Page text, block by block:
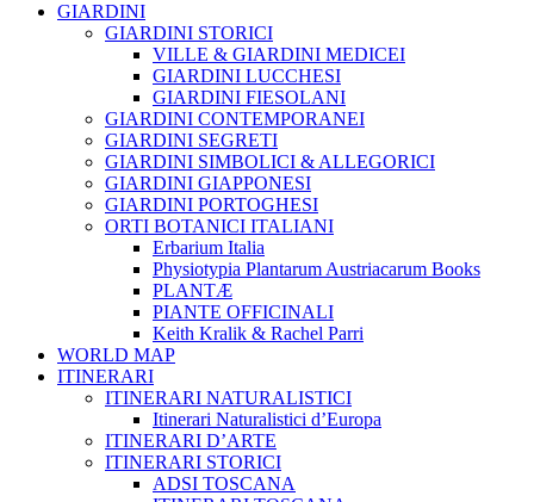
GIARDINI
GIARDINI STORICI
VILLE & GIARDINI MEDICEI
GIARDINI LUCCHESI
GIARDINI FIESOLANI
GIARDINI CONTEMPORANEI
GIARDINI SEGRETI
GIARDINI SIMBOLICI & ALLEGORICI
GIARDINI GIAPPONESI
GIARDINI PORTOGHESI
ORTI BOTANICI ITALIANI
Erbarium Italia
Physiotypia Plantarum Austriacarum Books
PLANTÆ
PIANTE OFFICINALI
Keith Kralik & Rachel Parri
WORLD MAP
ITINERARI
ITINERARI NATURALISTICI
Itinerari Naturalistici d’Europa
ITINERARI D’ARTE
ITINERARI STORICI
ADSI TOSCANA